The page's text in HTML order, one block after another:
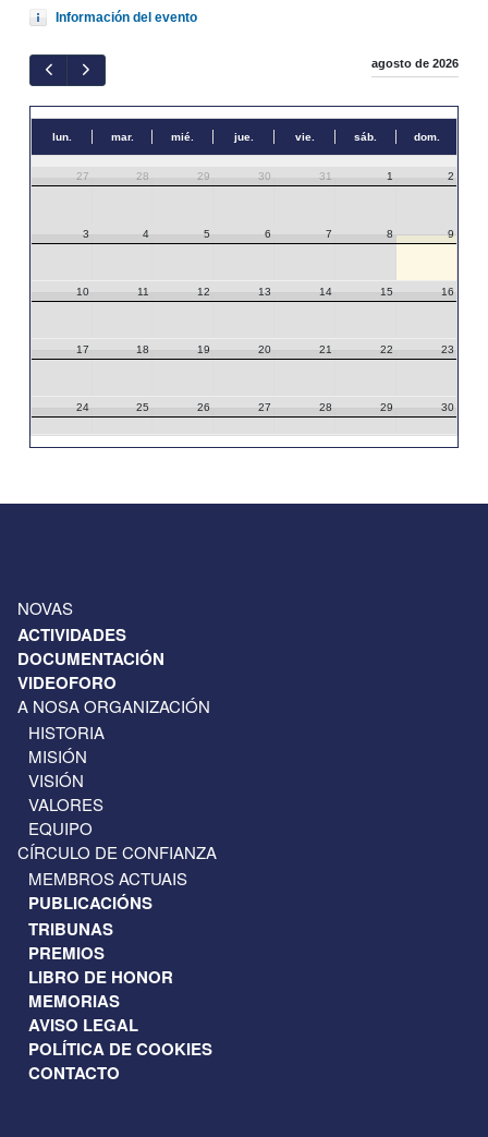
Información del evento
agosto de 2026
lun. mar. mié. jue. vie. sáb. dom.
27 28 29 30 31 1 2
3 4 5 6 7 8 9
10 11 12 13 14 15 16
17 18 19 20 21 22 23
24 25 26 27 28 29 30
NOVAS
ACTIVIDADES
DOCUMENTACIÓN
VIDEOFORO
A NOSA ORGANIZACIÓN
HISTORIA
MISIÓN
VISIÓN
VALORES
EQUIPO
CÍRCULO DE CONFIANZA
MEMBROS ACTUAIS
PUBLICACIÓNS
TRIBUNAS
PREMIOS
LIBRO DE HONOR
MEMORIAS
AVISO LEGAL
POLÍTICA DE COOKIES
CONTACTO